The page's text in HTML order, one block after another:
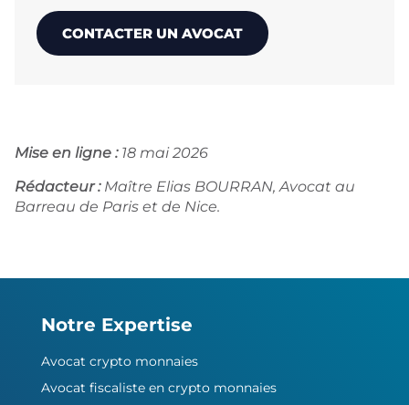
CONTACTER UN AVOCAT
Mise en ligne :18 mai 2026
Rédacteur :Maître Elias BOURRAN, Avocat au
Barreau de Paris et de Nice.
Notre Expertise
Avocat crypto monnaies
Avocat fiscaliste en crypto monnaies